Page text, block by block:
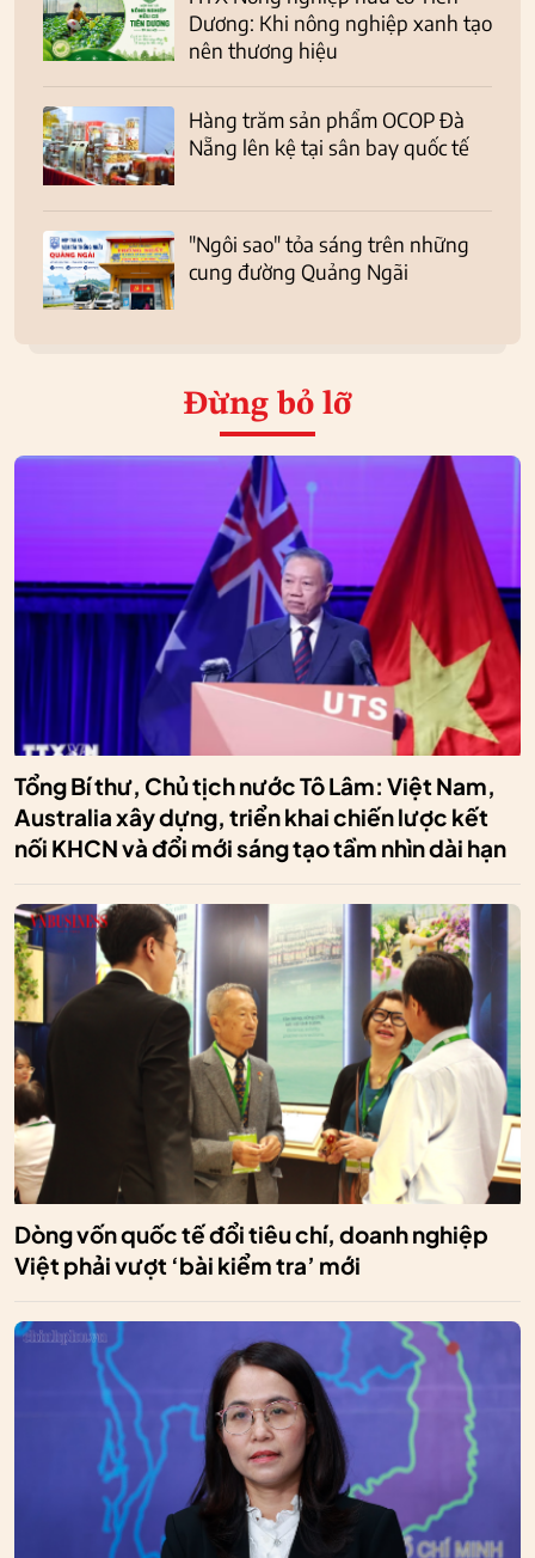
Dương: Khi nông nghiệp xanh tạo
nên thương hiệu
Hàng trăm sản phẩm OCOP Đà
Nẵng lên kệ tại sân bay quốc tế
"Ngôi sao" tỏa sáng trên những
cung đường Quảng Ngãi
Đừng bỏ lỡ
Tổng Bí thư, Chủ tịch nước Tô Lâm: Việt Nam,
Australia xây dựng, triển khai chiến lược kết
nối KHCN và đổi mới sáng tạo tầm nhìn dài hạn
Dòng vốn quốc tế đổi tiêu chí, doanh nghiệp
Việt phải vượt ‘bài kiểm tra’ mới